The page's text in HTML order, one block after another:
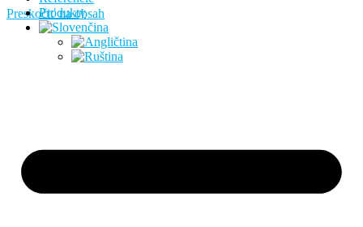
Preskočiť na obsah
Produkty